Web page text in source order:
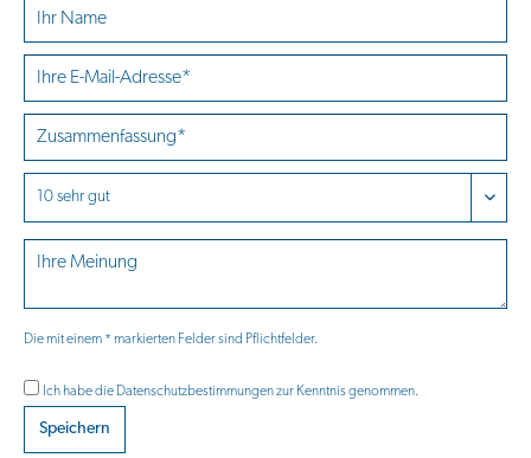
Die mit einem * markierten Felder sind Pflichtfelder.
Ich habe die Datenschutzbestimmungenzur Kenntnis genommen.
Speichern